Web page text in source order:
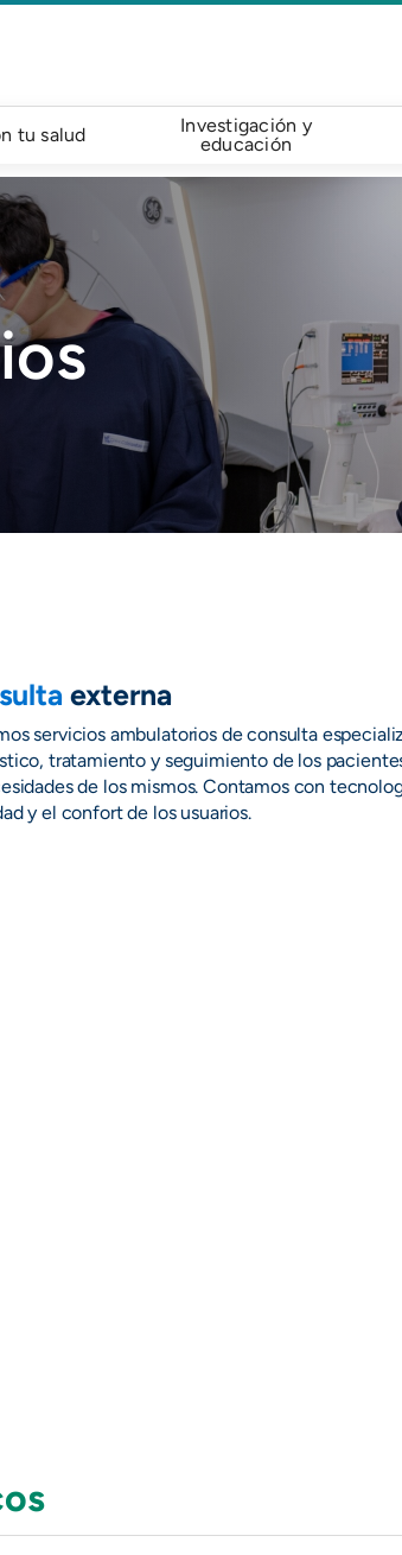
tu salud
Investigación y
educación
externa
servicios ambulatorios de consulta
tratamiento y seguimiento de los
de los mismos. Contamos con
y el confort de los usuarios.